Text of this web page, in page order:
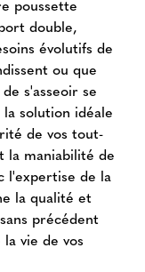
poussette
double,
évolutifs de
ou que
s'asseoir se
solution idéale
de vos tout-
la maniabilité de
l'expertise de la
la qualité et
précédent
vie de vos